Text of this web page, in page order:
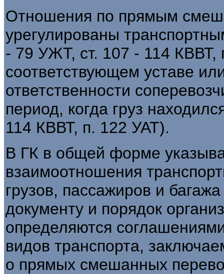
Отношения по прямым
урегулированы
- 79 УЖТ, ст. 107 - 114
соответствующем уставе
ответственности
период, когда груз
114 КВВТ, п. 122 УАТ).
В ГК в общей форме
взаимоотношения
грузов, пассажиров и
документу и порядок
определяются
видов транспорта,
о прямых смешанных